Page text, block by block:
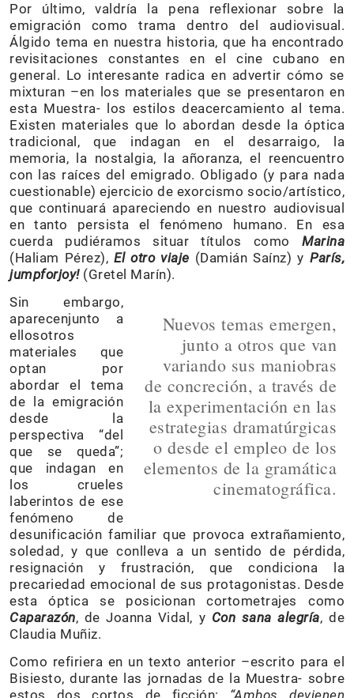
Por último, valdría la pena reflexionar sobre la
emigración como trama dentro del audiovisual.
Álgido tema en nuestra historia, que ha encontrado
revisitaciones constantes en el cine cubano en
general. Lo interesante radica en advertir cómo se
mixturan –en los materiales que se presentaron en
esta Muestra- los estilos deacercamiento al tema.
Existen materiales que lo abordan desde la óptica
tradicional, que indagan en el desarraigo, la
memoria, la nostalgia, la añoranza, el reencuentro
con las raíces del emigrado. Obligado (y para nada
cuestionable) ejercicio de exorcismo socio/artístico,
que continuará apareciendo en nuestro audiovisual
en tanto persista el fenómeno humano. En esa
cuerda pudiéramos situar títulos como Marina
(Haliam Pérez),El otro viaje (Damián Saínz) y París,
jumpforjoy!(Gretel Marín).
Nuevos temas emergen,
junto a otros que van
variando sus maniobras
de concreción, a través de
la experimentación en las
estrategias dramatúrgicas
o desde el empleo de los
elementos de la gramática
cinematográfica.
Sin embargo,
aparecenjunto a
ellosotros
materiales que
optan por
abordar el tema
de la emigración
desde la
perspectiva “del
que se queda”;
que indagan en
los crueles
laberintos de ese
fenómeno de
desunificación familiar que provoca extrañamiento,
soledad, y que conlleva a un sentido de pérdida,
resignación y frustración, que condiciona la
precariedad emocional de sus protagonistas. Desde
esta óptica se posicionan cortometrajes como
Caparazón, de Joanna Vidal, y Con sana alegría, de
Claudia Muñiz.
Como refiriera en un texto anterior –escrito para el
Bisiesto, durante las jornadas de la Muestra- sobre
estos dos cortos de ficción: “Ambos devienen